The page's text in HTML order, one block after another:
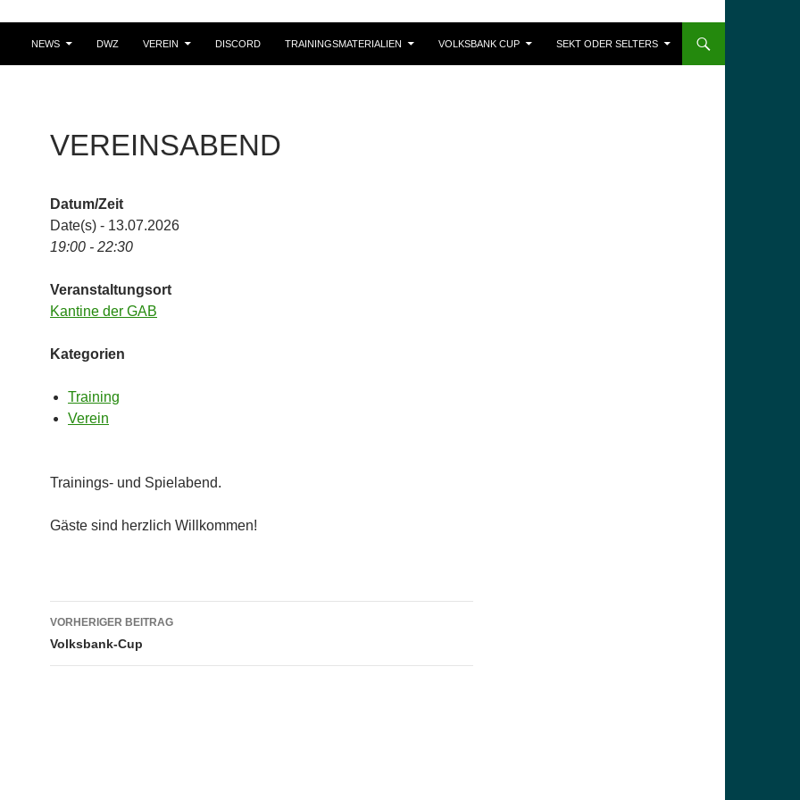
NEWS DWZ VEREIN DISCORD TRAININGSMATERIALIEN VOLKSBANK CUP SEKT ODER SELTERS
VEREINSABEND
Datum/Zeit
Date(s) - 13.07.2026
19:00 - 22:30
Veranstaltungsort
Kantine der GAB
Kategorien
Training
Verein
Trainings- und Spielabend.
Gäste sind herzlich Willkommen!
Beitragsnavigation
VORHERIGER BEITRAG
Volksbank-Cup